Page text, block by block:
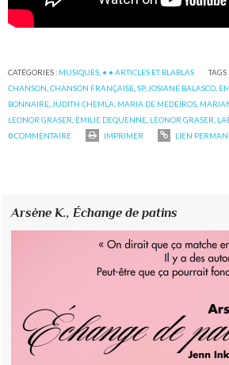
CATÉGORIES : MUSIQUES, • • ARTICLES ET BLABLAS TAGS :
CHANSON,CHANSON FRANÇAISE,SP,JOSIANE BALASCO,
BONNAIRE,JUDITH CHEMLA, MARIA DE MEDEIROS,
LEONOR GRASER, ÉMILIE DEQUENNE, LÉONOR GRASER,
0COMMENTAIRE IMPRIMER LIEN
Arsène K.,Échange de patins